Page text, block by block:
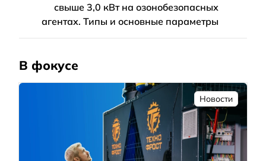
свыше 3,0 кВт на озонобезопасных
агентах. Типы и основные параметры
В фокусе
Новости